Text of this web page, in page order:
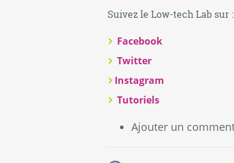
Suivez le Low-tech Lab sur :
Facebook
Twitter
Instagram
Tutoriels
Ajouter un